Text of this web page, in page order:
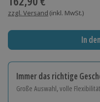
zzgl. Versand (inkl. MwSt.)
In
Immer das richtige
Große Auswahl, volle